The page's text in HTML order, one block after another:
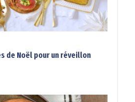
de Noël pour un réveillon